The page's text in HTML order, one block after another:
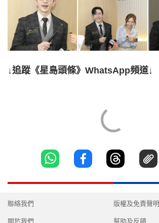
↓追蹤《星島頭條》WhatsApp頻道↓
聯絡我們
關於我們
版權及免責聲明
幫助及反饋